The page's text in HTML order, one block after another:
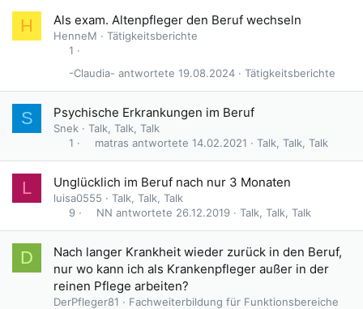
H Als exam. Altenpfleger den Beruf wechseln
HenneM
Tätigkeitsberichte
1
Tätigkeitsberichte
19.08.2024
-Claudia-
S Psychische Erkrankungen im Beruf
Snek
Talk, Talk, Talk
1
Talk, Talk, Talk
14.02.2021
matras
L Unglücklich im Beruf nach nur 3 Monaten
luisa0555
Talk, Talk, Talk
9
Talk, Talk, Talk
26.12.2019
NN
D
Nach langer Krankheit wieder zurück in den Beruf,
nur wo kann ich als Krankenpfleger außer in der
reinen Pflege arbeiten?
DerPfleger81
Fachweiterbildung für Funktionsbereiche